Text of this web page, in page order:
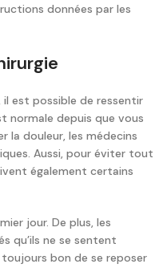
données par les
il est possible de ressentir
normale depuis que vous
la douleur, les médecins
Aussi, pour éviter tout
également certains
jour. De plus, les
qu’ils ne se sentent
bon de se reposer